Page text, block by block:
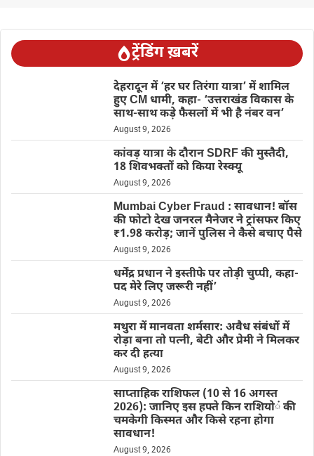
ट्रेंडिंग ख़बरें
देहरादून में ‘हर घर तिरंगा यात्रा’ में शामिल
हुए CM धामी, कहा- ‘उत्तराखंड विकास के
साथ-साथ कड़े फैसलों में भी है नंबर वन’
August 9, 2026
कांवड़ यात्रा के दौरान SDRF की मुस्तैदी,
18 शिवभक्तों को किया रेस्क्यू
August 9, 2026
Mumbai Cyber Fraud : सावधान! बॉस
की फोटो देख जनरल मैनेजर ने ट्रांसफर किए
₹1.98 करोड़; जानें पुलिस ने कैसे बचाए पैसे
August 9, 2026
धर्मेंद्र प्रधान ने इस्तीफे पर तोड़ी चुप्पी, कहा-
पद मेरे लिए जरूरी नहीं’
August 9, 2026
मथुरा में मानवता शर्मसार: अवैध संबंधों में
रोड़ा बना तो पत्नी, बेटी और प्रेमी ने मिलकर
कर दी हत्या
August 9, 2026
साप्ताहिक राशिफल (10 से 16 अगस्त
2026): जानिए इस हफ्ते किन राशियों की
चमकेगी किस्मत और किसे रहना होगा
सावधान!
August 9, 2026